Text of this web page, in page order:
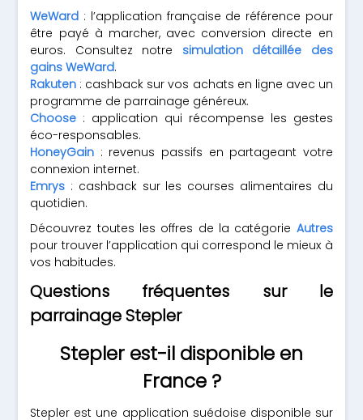
WeWard : l’application française de référence pour
être payé à marcher, avec conversion directe en
euros. Consultez notre simulation détaillée des
gains WeWard.
Rakuten : cashback sur vos achats en ligne avec un
programme de parrainage généreux.
Choose : application qui récompense les gestes
éco-responsables.
HoneyGain : revenus passifs en partageant votre
connexion internet.
Emrys : cashback sur les courses alimentaires du
quotidien.
Découvrez toutes les offres de la catégorie Autres
pour trouver l’application qui correspond le mieux à
vos habitudes.
Questions fréquentes sur le
parrainage Stepler
Stepler est-il disponible en
France ?
Stepler est une application suédoise disponible sur